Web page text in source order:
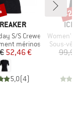
S/S Crewe
mérinos
Prix
Prix réduit
52,46 €
5,0(4)
Article
Women's
Product
Sous-
-